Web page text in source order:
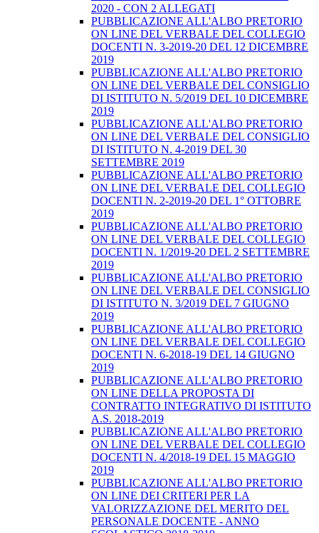
2020 - CON 2 ALLEGATI
PUBBLICAZIONE ALL'ALBO PRETORIO
ON LINE DEL VERBALE DEL COLLEGIO
DOCENTI N. 3-2019-20 DEL 12 DICEMBRE
2019
PUBBLICAZIONE ALL'ALBO PRETORIO
ON LINE DEL VERBALE DEL CONSIGLIO
DI ISTITUTO N. 5/2019 DEL 10 DICEMBRE
2019
PUBBLICAZIONE ALL'ALBO PRETORIO
ON LINE DEL VERBALE DEL CONSIGLIO
DI ISTITUTO N. 4-2019 DEL 30
SETTEMBRE 2019
PUBBLICAZIONE ALL'ALBO PRETORIO
ON LINE DEL VERBALE DEL COLLEGIO
DOCENTI N. 2-2019-20 DEL 1° OTTOBRE
2019
PUBBLICAZIONE ALL'ALBO PRETORIO
ON LINE DEL VERBALE DEL COLLEGIO
DOCENTI N. 1/2019-20 DEL 2 SETTEMBRE
2019
PUBBLICAZIONE ALL'ALBO PRETORIO
ON LINE DEL VERBALE DEL CONSIGLIO
DI ISTITUTO N. 3/2019 DEL 7 GIUGNO
2019
PUBBLICAZIONE ALL'ALBO PRETORIO
ON LINE DEL VERBALE DEL COLLEGIO
DOCENTI N. 6-2018-19 DEL 14 GIUGNO
2019
PUBBLICAZIONE ALL'ALBO PRETORIO
ON LINE DELLA PROPOSTA DI
CONTRATTO INTEGRATIVO DI ISTITUTO
A.S. 2018-2019
PUBBLICAZIONE ALL'ALBO PRETORIO
ON LINE DEL VERBALE DEL COLLEGIO
DOCENTI N. 4/2018-19 DEL 15 MAGGIO
2019
PUBBLICAZIONE ALL'ALBO PRETORIO
ON LINE DEI CRITERI PER LA
VALORIZZAZIONE DEL MERITO DEL
PERSONALE DOCENTE - ANNO